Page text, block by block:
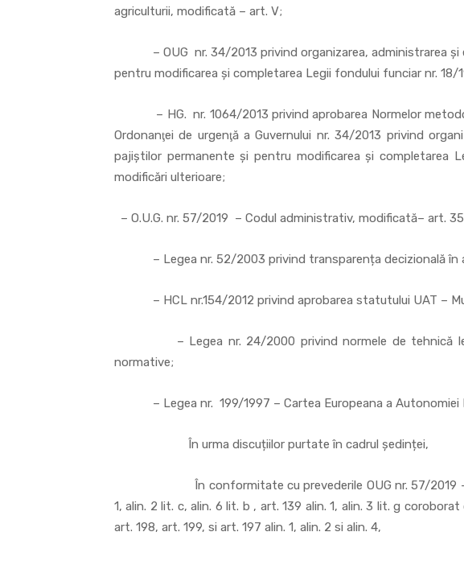
agriculturii, modificată – art. V;
– OUG nr. 34/2013 privind organizarea, administrarea şi
pentru modificarea şi completarea Legii fondului funciar nr. 18/
– HG. nr. 1064/2013 privind aprobarea Normelor
Ordonanţei de urgenţă a Guvernului nr. 34/2013 privind
pajiştilor permanente şi pentru modificarea şi completarea
modificări ulterioare;
– O.U.G. nr. 57/2019 – Codul administrativ, modificată– art.
– Legea nr. 52/2003 privind transparența decizională în
– HCL nr.154/2012 privind aprobarea statutului UAT –
– Legea nr. 24/2000 privind normele de tehnică
normative;
– Legea nr. 199/1997 – Cartea Europeana a Autonomiei
În urma discuțiilor purtate în cadrul ședinței,
În conformitate cu prevederile OUG nr. 57/2019 –
1, alin. 2 lit. c, alin. 6 lit. b , art. 139 alin. 1, alin. 3 lit. g
art. 198, art. 199, si art. 197 alin. 1, alin. 2 si alin. 4,